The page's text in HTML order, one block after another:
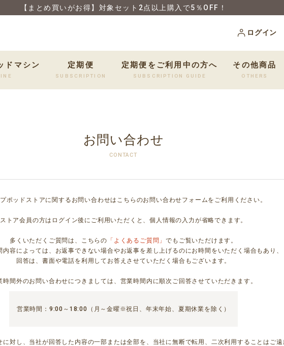
【まとめ買いがお得】対象セット2点以上購入で5％OFF！
ログイン
ドマシン 定期便
SUBSCRIPTION
定期便をご利用中の方へ
SUBSCRIPTION GUIDE
その他商品
OTHERS
お問い合わせ
CONTACT
ポッドストアに関するお問い合わせはこちらのお問い合わせフォームをご利用ください。
ストア会員の方はログイン後にご利用いただくと、個人情報の入力が省略できます。
多くいただくご質問は、こちらの 「よくあるご質問」でもご覧いただけます。
内容によっては、お返事できない場合やお返事を差し上げるのにお時間をいただく場合もあり、
回答は、書面や電話を利用してお答えさせていただく場合もございます。
時間外のお問い合わせにつきましては、営業時間内に順次ご回答させていただきます。
営業時間：9:00～18:00（月～金曜※祝日、年末年始、夏期休業を除く）
に対し、当社が回答した内容の一部または全部を、当社に無断で転用、二次利用することはご遠